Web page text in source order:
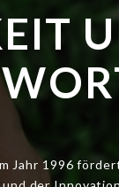
Jahr 1996